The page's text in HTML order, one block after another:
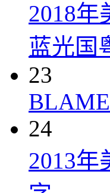
2018年
蓝光国
23
24
2013年